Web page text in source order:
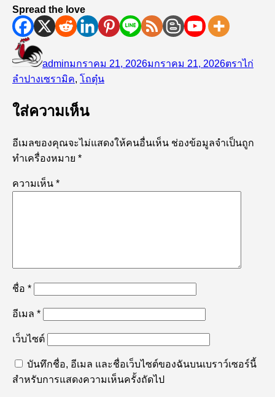
Spread the love
เขียน
adminเมื่อ
มกราคม 21, 2026มกราคม 21, 2026หมู่
ตราไก่
ลำปางป้าย
เซรามิค, โถตุ๋น
ใส่ความเห็น
อีเมลของคุณจะไม่แสดงให้คนอื่นเห็น ช่องข้อมูลจำเป็นถูก
ทำเครื่องหมาย *
ความเห็น *
ชื่อ *
อีเมล *
เว็บไซต์
บันทึกชื่อ, อีเมล และชื่อเว็บไซต์ของฉันบนเบราว์เซอร์นี้
สำหรับการแสดงความเห็นครั้งถัดไป